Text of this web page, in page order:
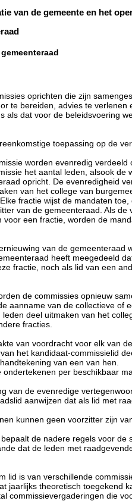
van de gemeente en het
oprichten die zijn
te bereiden, advies te
als dat voor de beleidsvoering
toepassing op de
worden evenredig
het aantal leden, alsook
opricht. De evenredigheid
van het college van
fractie wijst de mandaten
van de gemeenteraad. Als
een fractie, worden de
van de
heeft meegedeeld
fractie, noch als lid van een
de commissies opnieuw
aanname van de collectieve
deel uitmaken van het
fracties.
van voordracht voor elk van
het kandidaat-commissielid
van een van hen.
per beschikbaar
van de evenredige
aanwijzen dat als lid met
kunnen geen voorzitter zijn
de nadere regels voor
dat de leden met
lid is van verschillende
jaarlijks theoretisch toegekend
commissievergaderingen die